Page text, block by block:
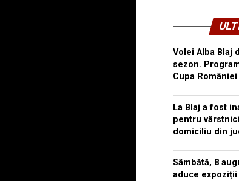
Volei Alba Blaj
sezon.
Cupa României
La Blaj a fost
pentru
domiciliu din
Sâmbătă, 8
aduce